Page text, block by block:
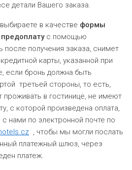
детали Вашего заказа.
в качестве формы
с помощью
после получения заказа, снимет
карты, указанной при
если бронь должна быть
третьей стороны, то есть,
проживать в гостинице, не имеют
с которой произведена оплата,
нами по электронной почте по
, чтобы мы могли послать
платежный шлюз, через
платеж.